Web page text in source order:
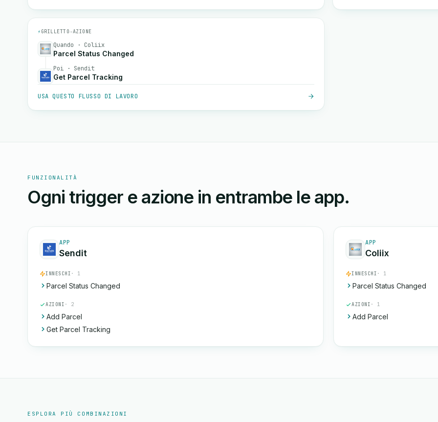
⚡ GRILLETTO→AZIONE
Quando · Coliix
Parcel Status Changed
Poi · Sendit
Get Parcel Tracking
USA QUESTO FLUSSO DI LAVORO
FUNZIONALITÀ
Ogni trigger e azione in entrambe le app.
APP
Sendit
INNESCHI · 1
Parcel Status Changed
AZIONI · 2
Add Parcel
Get Parcel Tracking
APP
Coliix
INNESCHI · 1
Parcel Status Changed
AZIONI · 1
Add Parcel
ESPLORA PIÙ COMBINAZIONI